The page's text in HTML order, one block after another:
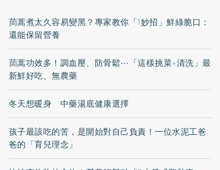
茼蒿煮太久容易變黑？專家教你「1妙招」鮮綠脆口：
還能保留營養
茼蒿功效多！調血壓、防骨鬆⋯「這樣挑菜+清洗」最
新鮮好吃、無農藥
冬天想暖身 中藥湯底健康選擇
孩子最該吃的苦，是開始對自己負責！一位水泥工爸
爸的「育兒理念」